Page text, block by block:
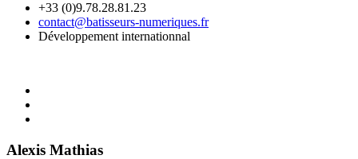
+33 (0)9.78.28.81.23
contact@batisseurs-numeriques.fr
Développement internationnal
Alexis Mathias